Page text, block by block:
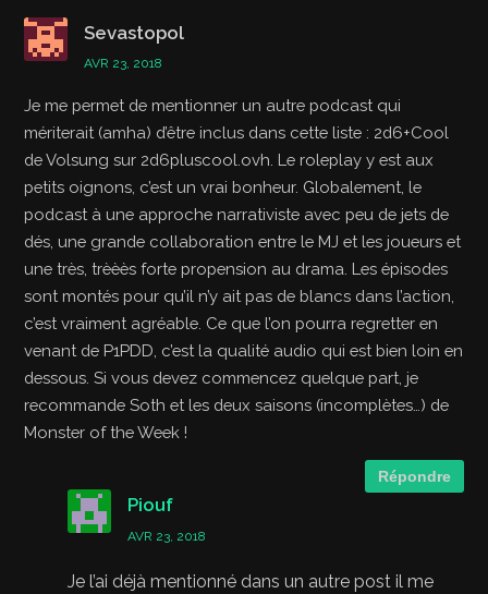
Sevastopol
AVR 23, 2018
Je me permet de mentionner un autre podcast qui
mériterait (amha) d’être inclus dans cette liste : 2d6+Cool
de Volsung sur 2d6pluscool.ovh. Le roleplay y est aux
petits oignons, c’est un vrai bonheur. Globalement, le
podcast à une approche narrativiste avec peu de jets de
dés, une grande collaboration entre le MJ et les joueurs et
une très, trèèès forte propension au drama. Les épisodes
sont montés pour qu’il n’y ait pas de blancs dans l’action,
c’est vraiment agréable. Ce que l’on pourra regretter en
venant de P1PDD, c’est la qualité audio qui est bien loin en
dessous. Si vous devez commencez quelque part, je
recommande Soth et les deux saisons (incomplètes…) de
Monster of the Week !
Répondre
Piouf
AVR 23, 2018
Je l’ai déjà mentionné dans un autre post il me